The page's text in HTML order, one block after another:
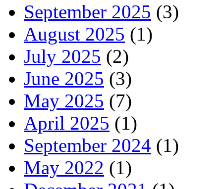
September 2025 (3)
August 2025 (1)
July 2025 (2)
June 2025 (3)
May 2025 (7)
April 2025 (1)
September 2024 (1)
May 2022 (1)